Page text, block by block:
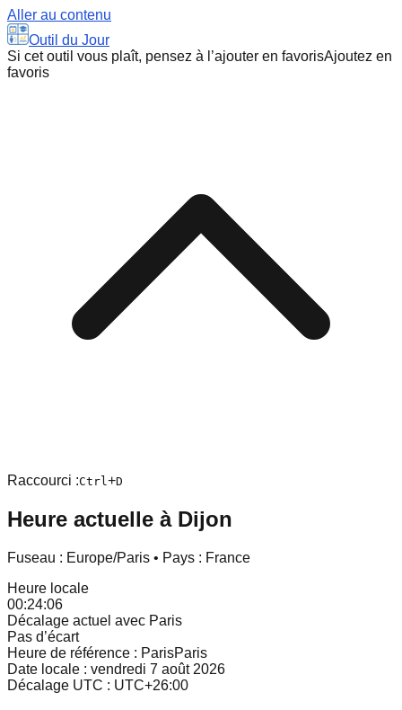
Aller au contenu
Outil du Jour
Si cet outil vous plaît, pensez à l’ajouter en favorisAjoutez en
favoris
Raccourci :Ctrl+D
Heure actuelle à Dijon
Fuseau : Europe/Paris • Pays : France
Heure locale
00:24:06
Décalage actuel avec Paris
Pas d’écart
Heure de référence : ParisParis
Date locale : vendredi 7 août 2026
Décalage UTC : UTC+26:00